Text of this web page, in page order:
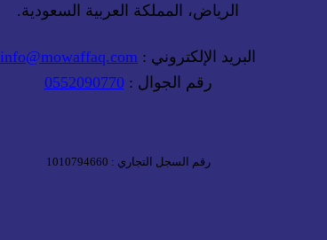
الرياض، المملكة العربية السعودية.
البريد الإلكتروني : info@mowaffaq.com
رقم الجوال :0552090770
رقم السجل التجاري : 1010794660